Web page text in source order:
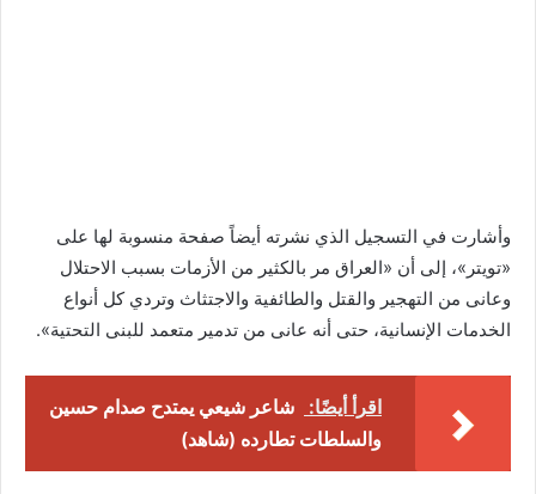
وأشارت في التسجيل الذي نشرته أيضاً صفحة منسوبة لها على
«تويتر»، إلى أن «العراق مر بالكثير من الأزمات بسبب الاحتلال
وعانى من التهجير والقتل والطائفية والاجتثاث وتردي كل أنواع
الخدمات الإنسانية، حتى أنه عانى من تدمير متعمد للبنى التحتية».
اقرأ أيضًا:
شاعر شيعي يمتدح صدام حسين
والسلطات تطارده (شاهد)